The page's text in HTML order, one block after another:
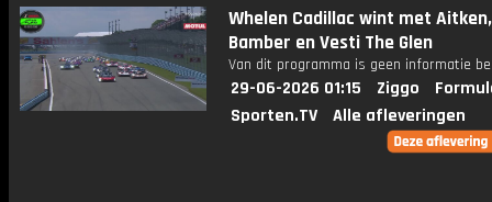
Whelen Cadillac wint met Aitken,
Bamber en Vesti The Glen
Van dit programma is geen informatie
29-06-2026 01:15 Ziggo
Sporten.TV
Alle afleveringen